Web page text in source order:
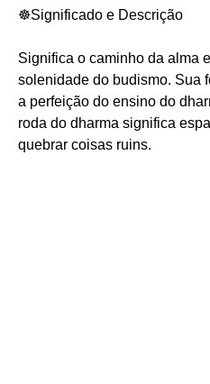
☸️Significado e Descrição
Significa o caminho da alma
solenidade do budismo. Sua
a perfeição do ensino do
roda do dharma significa
quebrar coisas ruins.